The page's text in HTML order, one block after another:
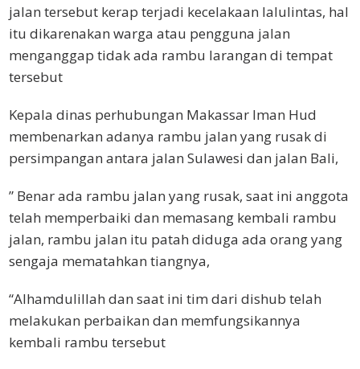
jalan tersebut kerap terjadi kecelakaan lalulintas, hal
itu dikarenakan warga atau pengguna jalan
menganggap tidak ada rambu larangan di tempat
tersebut
Kepala dinas perhubungan Makassar Iman Hud
membenarkan adanya rambu jalan yang rusak di
persimpangan antara jalan Sulawesi dan jalan Bali,
” Benar ada rambu jalan yang rusak, saat ini anggota
telah memperbaiki dan memasang kembali rambu
jalan, rambu jalan itu patah diduga ada orang yang
sengaja mematahkan tiangnya,
“Alhamdulillah dan saat ini tim dari dishub telah
melakukan perbaikan dan memfungsikannya
kembali rambu tersebut